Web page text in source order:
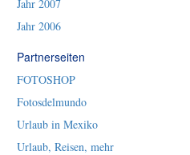
Jahr 2007
Jahr 2006
Partnerseiten
FOTOSHOP
Fotosdelmundo
Urlaub in Mexiko
Urlaub, Reisen, mehr